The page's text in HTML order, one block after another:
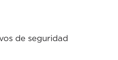
de seguridad